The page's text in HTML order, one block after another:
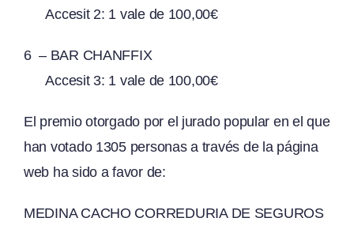
Accesit 2: 1 vale de 100,00€
6 – BAR CHANFFIX
Accesit 3: 1 vale de 100,00€
El premio otorgado por el jurado popular en el que
han votado 1305 personas a través de la página
web ha sido a favor de:
MEDINA CACHO CORREDURIA DE SEGUROS